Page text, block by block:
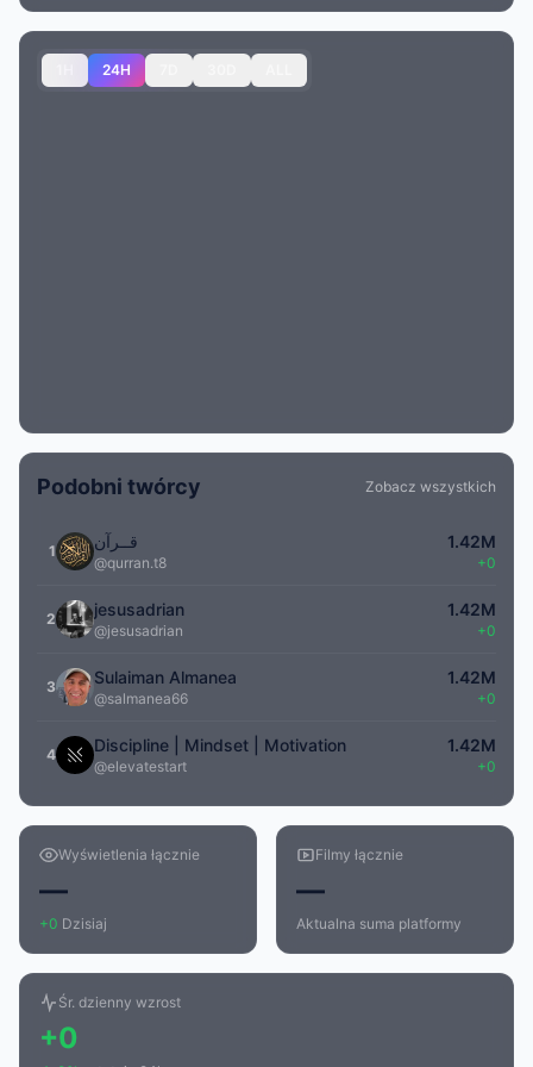
24H
Podobni twórcy Zobacz wszystkich
1 قــرآن
@qurran.t8
1.42M
+0
2 jesusadrian
@jesusadrian
1.42M
+0
3 Sulaiman Almanea
@salmanea66
1.42M
+0
4 Discipline | Mindset | Motivation
@elevatestart
1.42M
+0
Wyświetlenia łącznie
—
+0 Dzisiaj
Filmy łącznie
—
Aktualna suma platformy
Śr. dzienny wzrost
+0